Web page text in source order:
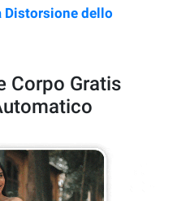
Distorsione dello
Corpo Gratis